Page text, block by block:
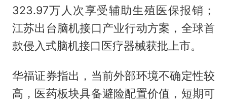
323.97万人次享受辅助生殖医保报销；
江苏出台脑机接口产业行动方案，全球首
款侵入式脑机接口医疗器械获批上市。
华福证券指出，当前外部环境不确定性较
高，医药板块具备避险配置价值，短期可